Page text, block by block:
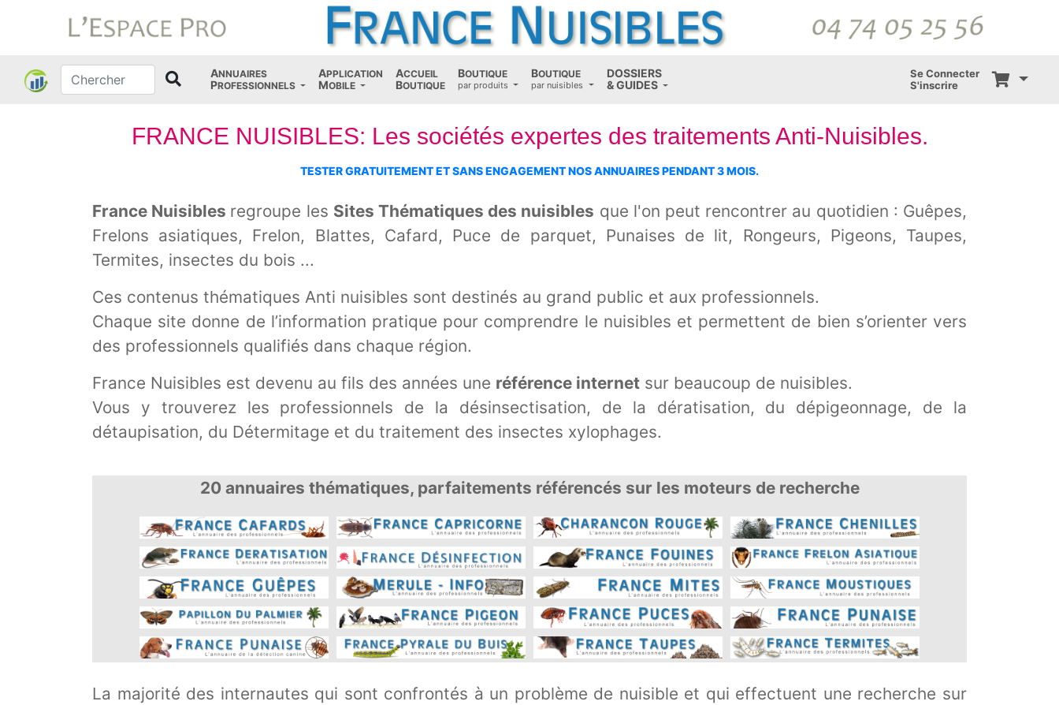
ANNUAIRES
PROFESSIONNELS
APPLICATION
MOBILE
ACCUEIL
BOUTIQUE(current)
BOUTIQUE
par produits
BOUTIQUE
par nuisibles
DOSSIERS
&GUIDES
Se Connecter
S'inscrire
FRANCE NUISIBLES: Les sociétés expertes des traitements Anti-Nuisibles.
TESTER GRATUITEMENT ET SANS ENGAGEMENT NOS ANNUAIRES PENDANT 3 MOIS.
France Nuisibles regroupe les Sites Thématiques des nuisibles que l'on peut rencontrer au quotidien : Guêpes,
Frelons asiatiques, Frelon, Blattes, Cafard, Puce de parquet, Punaises de lit, Rongeurs, Pigeons, Taupes,
Termites, insectes du bois ...
Ces contenus thématiques Anti nuisibles sont destinés au grand public et aux professionnels.
Chaque site donne de l’information pratique pour comprendre le nuisibles et permettent de bien s’orienter vers
des professionnels qualifiés dans chaque région.
France Nuisibles est devenu au fils des années une référence internet sur beaucoup de nuisibles.
Vous y trouverez les professionnels de la désinsectisation, de la dératisation, du dépigeonnage, de la
détaupisation, du Détermitage et du traitement des insectes xylophages.
20 annuaires thématiques, parfaitements référencés sur les moteurs de recherche
La majorité des internautes qui sont confrontés à un problème de nuisible et qui effectuent une recherche sur